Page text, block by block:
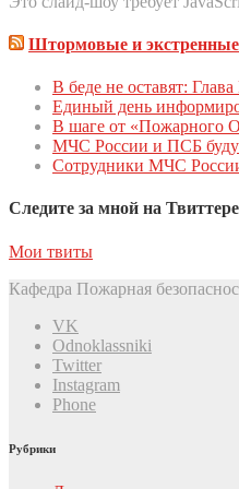
Штормовые и
В беде не оставят:
Единый день
В шаге от «Пожарного
МЧС России и ПСБ
Сотрудники МЧС
Следите за мной на Твиттере
Мои твиты
Кафедра Пожарная
VK
Odnoklassniki
Twitter
Instagram
Phone
Рубрики